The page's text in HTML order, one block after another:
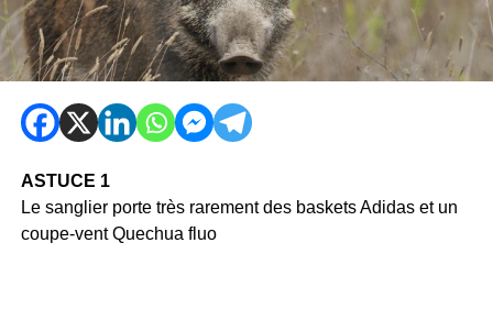
ASTUCE 1
Le sanglier porte très rarement des baskets Adidas et un
coupe-vent Quechua fluo